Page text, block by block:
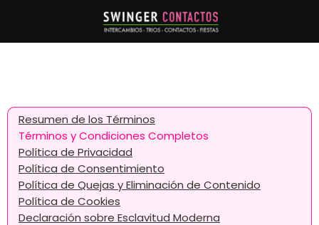
Resumen de los Términos
Términos y Condiciones Completos
Política de Privacidad
Política de Consentimiento
Política de Quejas y Eliminación de Contenido
Política de Cookies
Declaración sobre Esclavitud Moderna